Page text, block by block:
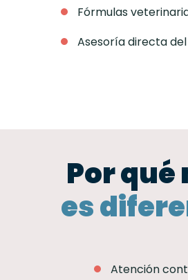
Fórmulas
Asesoría directa
Por
es
Atención